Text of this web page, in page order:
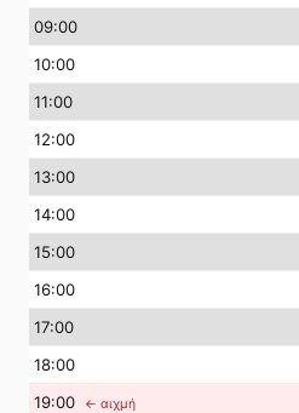
09:00
10:00
11:00
12:00
13:00
14:00
15:00
16:00
17:00
18:00
19:00 ← αιχμή